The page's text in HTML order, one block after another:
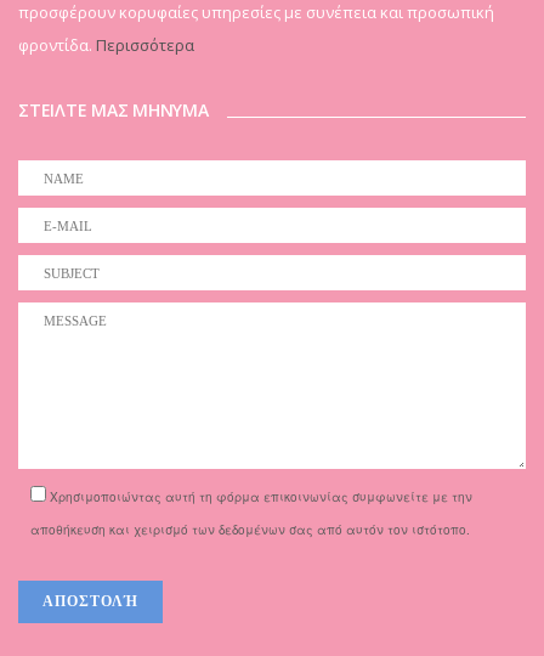
προσφέρουν κορυφαίες υπηρεσίες με συνέπεια και προσωπική
φροντίδα. Περισσότερα
ΣΤΕΙΛΤΕ ΜΑΣ ΜΗΝΥΜΑ
Χρησιμοποιώντας αυτή τη φόρμα επικοινωνίας συμφωνείτε με την
αποθήκευση και χειρισμό των δεδομένων σας από αυτόν τον ιστότοπο.